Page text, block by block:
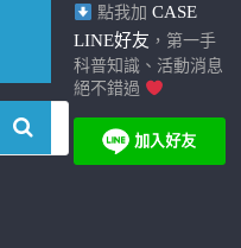
點我加 CASE
LINE好友 ，第一手
科普知識、活動消息
絕不錯過